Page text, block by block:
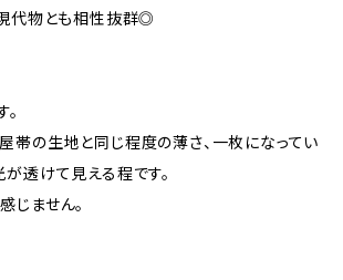
現代物とも相性抜群◎
帯の生地と同じ程度の薄さ、一枚になってい
透けて見える程です。
じません。